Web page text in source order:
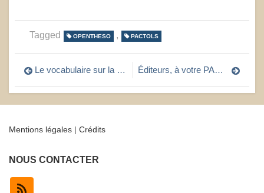
Tagged OPENTHESO , PACTOLS
Navigation
de
l’article
Le vocabulaire sur la Mort dans PACTOLS continue sa réorganisation Éditeurs, à votre PACTOLS !
Mentions légales | Crédits
NOUS CONTACTER